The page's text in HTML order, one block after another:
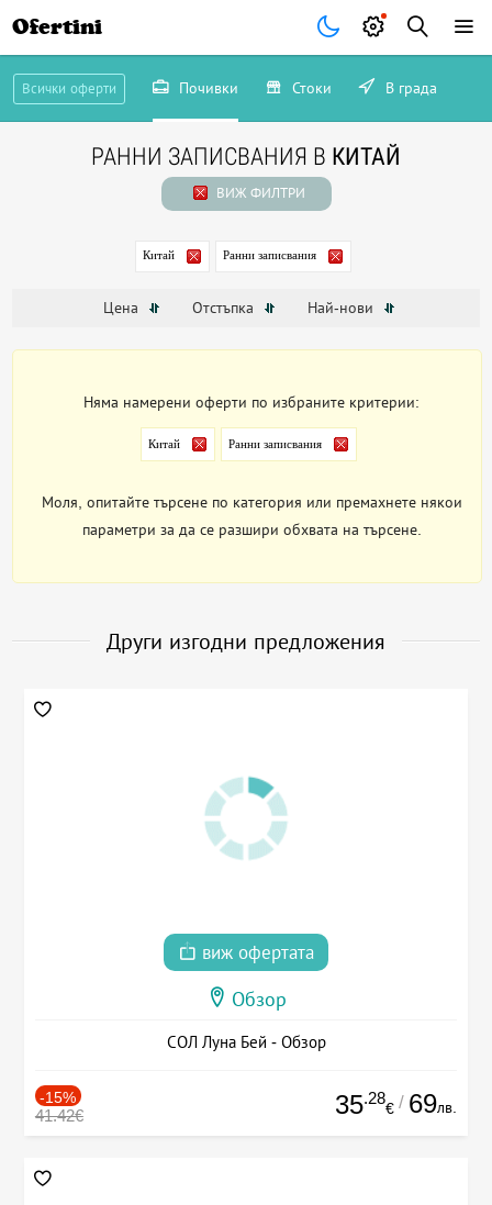
Ofertini
Всички оферти Почивки Стоки В града
РАННИ ЗАПИСВАНИЯ В КИТАЙ
ВИЖ ФИЛТРИ
Китай Ранни записвания
Цена Отстъпка Най-нови
Няма намерени оферти по избраните критерии:
Китай Ранни записвания
Моля, опитайте търсене по категория или премахнете някои
параметри за да се разшири обхвата на търсене.
Други изгодни предложения
виж офертата
Обзор
СОЛ Луна Бей - Обзор
-15%
41.42€ 35.28
€ / 69лв.